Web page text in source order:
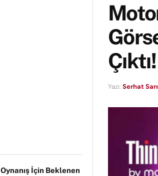
Oynanış İçin Beklenen
Çıktı!
Yazı: Serhat